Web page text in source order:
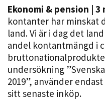
Ekonomi & pension | 3
kontanter har minskat
land. Vi är i dag det
andel kontantmängd i
undersökning
2019”, använder
sitt senaste inköp.